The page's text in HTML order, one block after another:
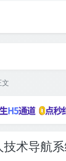
文
术导航